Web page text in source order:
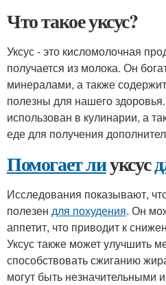
Что такое уксус?
Уксус - это кисломолочная
получается из молока. Он
минералами, а также
полезны для нашего
использован в кулинарии, а
еде для получения
Помогает лиуксус
Исследования показывают,
полезен для похудения. Он
аппетит, что приводит к
Уксус также может улучшить
способствовать сжиганию
могут быть незначительными